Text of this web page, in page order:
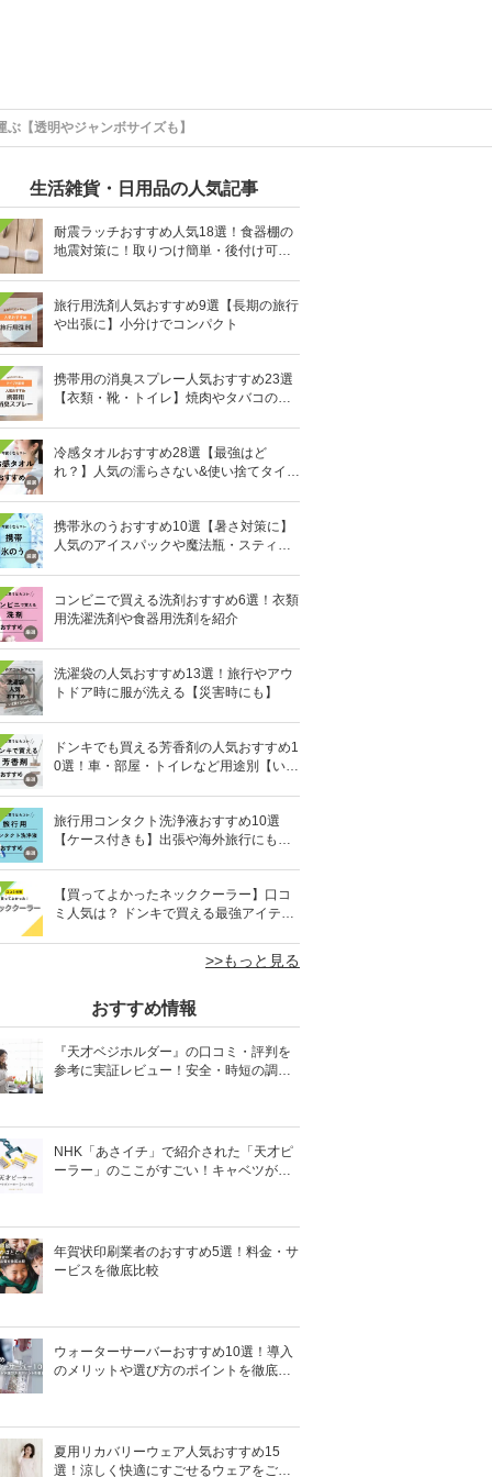
【透明やジャンボサイズも】
生活雑貨・日用品の人気記事
耐震ラッチおすすめ人気18選！食器棚の
地震対策に！取りつけ簡単・後付け可能
旅行用洗剤人気おすすめ9選【長期の旅行
や出張に】小分けでコンパクト
携帯用の消臭スプレー人気おすすめ23選
【衣類・靴・トイレ】焼肉やタバコのニ
冷感タオルおすすめ28選【最強はど
れ？】人気の濡らさない&使い捨てタイプ
携帯氷のうおすすめ10選【暑さ対策に】
人気のアイスパックや魔法瓶・スティッ
コンビニで買える洗剤おすすめ6選！衣類
用洗濯洗剤や食器用洗剤を紹介
洗濯袋の人気おすすめ13選！旅行やアウ
トドア時に服が洗える【災害時にも】
ドンキでも買える芳香剤の人気おすすめ1
0選！車・部屋・トイレなど用途別【いい
旅行用コンタクト洗浄液おすすめ10選
【ケース付きも】出張や海外旅行にも便
【買ってよかったネッククーラー】口コ
ミ人気は？ ドンキで買える最強アイテム
>>もっと見る
おすすめ情報
『天才ベジホルダー』の口コミ・評判を
参考に実証レビュー！安全・時短の調理
NHK「あさイチ」で紹介された「天才ピ
ーラー」のここがすごい！キャベツがほ
年賀状印刷業者のおすすめ5選！料金・サ
ービスを徹底比較
ウォーターサーバーおすすめ10選！導入
のメリットや選び方のポイントを徹底解
夏用リカバリーウェア人気おすすめ15
選！涼しく快適にすごせるウェアをご紹